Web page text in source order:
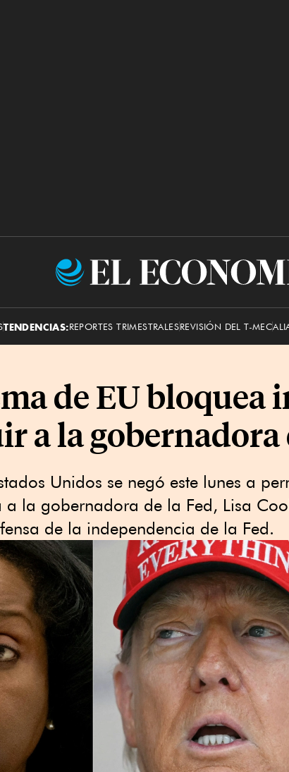
El
TENDENCIAS:REPORTES TRIMESTRALESREVISIÓN DEL T-MEC
de EU
a la gobernadora
Unidos se negó este ⁠lunes a
a la gobernadora de la ‌Fed, Lisa
de la ⁠independencia de la Fed.